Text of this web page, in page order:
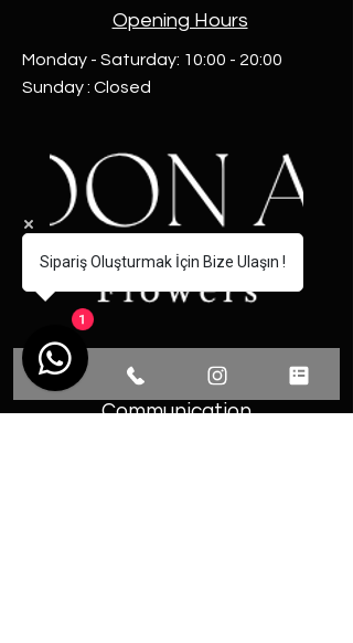
Opening Hours
Monday - Saturday: 10:00 - 20:00
Sunday : Closed
Communication
Sipariş Oluşturmak İçin Bize Ulaşın !
1